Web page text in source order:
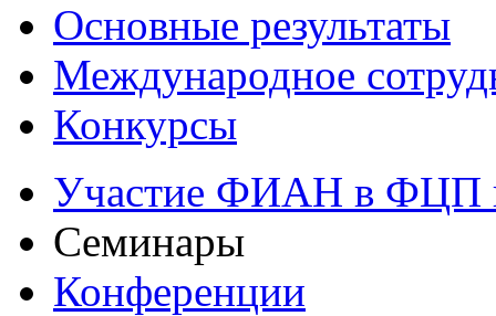
Основные результаты
Международное
Конкурсы
Участие ФИАН в ФЦП
Семинары
Конференции